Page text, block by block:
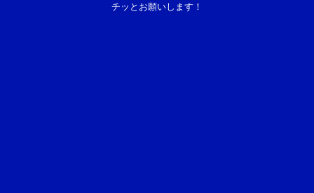
チッとお願いします！